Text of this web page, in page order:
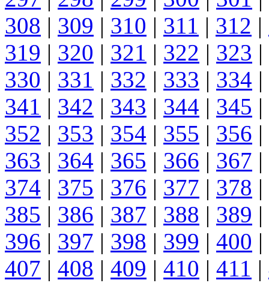
308 | 309 | 310 | 311 | 312 |
319 | 320 | 321 | 322 | 323 |
330 | 331 | 332 | 333 | 334 |
341 | 342 | 343 | 344 | 345 |
352 | 353 | 354 | 355 | 356 |
363 | 364 | 365 | 366 | 367 |
374 | 375 | 376 | 377 | 378 |
385 | 386 | 387 | 388 | 389 |
396 | 397 | 398 | 399 | 400 |
407 | 408 | 409 | 410 | 411 |